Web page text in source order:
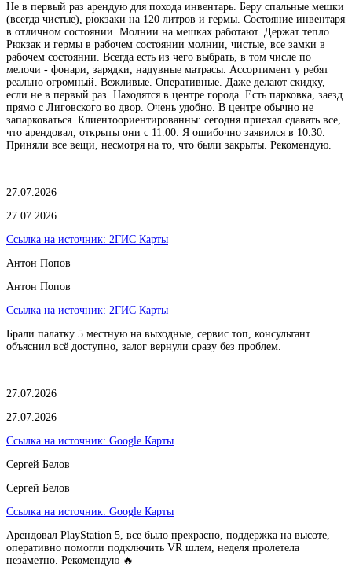
Не в первый раз арендую для похода инвентарь. Беру спальные мешки
(всегда чистые), рюкзаки на 120 литров и гермы. Состояние инвентаря
в отличном состоянии. Молнии на мешках работают. Держат тепло.
Рюкзак и гермы в рабочем состоянии молнии, чистые, все замки в
рабочем состоянии. Всегда есть из чего выбрать, в том числе по
мелочи - фонари, зарядки, надувные матрасы. Ассортимент у ребят
реально огромный. Вежливые. Оперативные. Даже делают скидку,
если не в первый раз. Находятся в центре города. Есть парковка, заезд
прямо с Лиговского во двор. Очень удобно. В центре обычно не
запарковаться. Клиентоориентированны: сегодня приехал сдавать все,
что арендовал, открыты они с 11.00. Я ошибочно заявился в 10.30.
Приняли все вещи, несмотря на то, что были закрыты. Рекомендую.
27.07.2026
27.07.2026
Ссылка на источник: 2ГИС Карты
Антон Попов
Антон Попов
Ссылка на источник: 2ГИС Карты
Брали палатку 5 местную на выходные, сервис топ, консультант
объяснил всё доступно, залог вернули сразу без проблем.
27.07.2026
27.07.2026
Ссылка на источник: Google Карты
Сергей Белов
Сергей Белов
Ссылка на источник: Google Карты
Арендовал PlayStation 5, все было прекрасно, поддержка на высоте,
оперативно помогли подключить VR шлем, неделя пролетела
незаметно. Рекомендую 🔥